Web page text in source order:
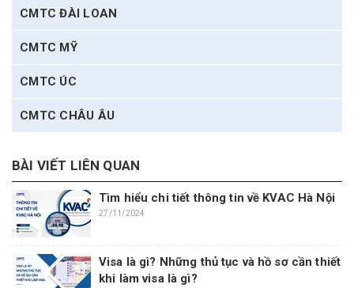
CMTC ĐÀI LOAN
CMTC MỸ
CMTC ÚC
CMTC CHÂU ÂU
BÀI VIẾT LIÊN QUAN
Tìm hiểu chi tiết thông tin về KVAC Hà Nội
27/11/2024
Visa là gì? Những thủ tục và hồ sơ cần thiết
khi làm visa là gì?